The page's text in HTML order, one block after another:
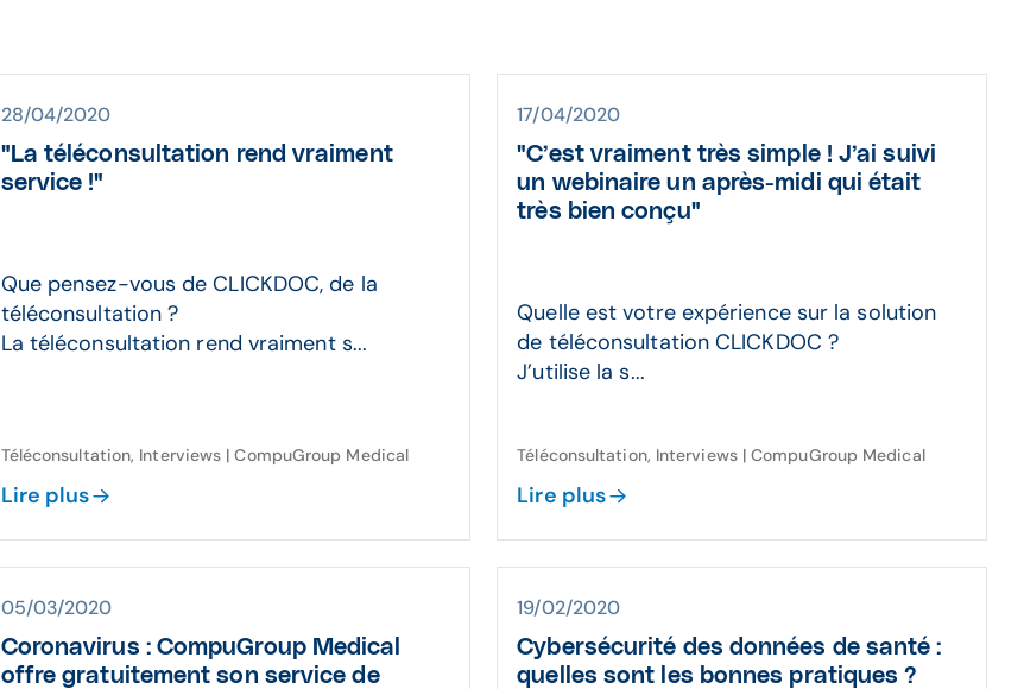
28/04/2020
"La téléconsultation rend vraiment
service !"
Que pensez-vous de CLICKDOC, de la
téléconsultation ?
La téléconsultation rend vraiment s...
Téléconsultation, Interviews | CompuGroup Medical
Lire plus
17/04/2020
"C’est vraiment très simple ! J’ai suivi
un webinaire un après-midi qui était
très bien conçu"
Quelle est votre expérience sur la solution
de téléconsultation CLICKDOC ?
J’utilise la s...
Téléconsultation, Interviews | CompuGroup Medical
Lire plus
05/03/2020
Coronavirus : CompuGroup Medical
offre gratuitement son service de
19/02/2020
Cybersécurité des données de santé :
quelles sont les bonnes pratiques ?